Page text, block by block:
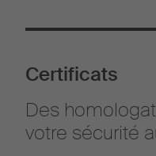
Certificats
Des
votre sécurité